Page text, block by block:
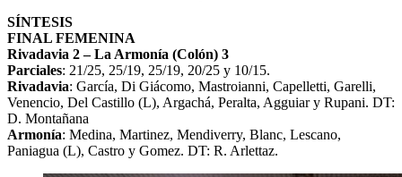
SÍNTESIS
FINAL FEMENINA
Rivadavia 2 – La Armonía (Colón) 3
Parciales: 21/25, 25/19, 25/19, 20/25 y 10/15.
Rivadavia: García, Di Giácomo, Mastroianni, Capelletti, Garelli,
Venencio, Del Castillo (L), Argachá, Peralta, Agguiar y Rupani. DT:
D. Montañana
Armonía: Medina, Martinez, Mendiverry, Blanc, Lescano,
Paniagua (L), Castro y Gomez. DT: R. Arlettaz.